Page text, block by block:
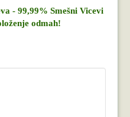
- 99,99% Smešni Vicevi
odmah!